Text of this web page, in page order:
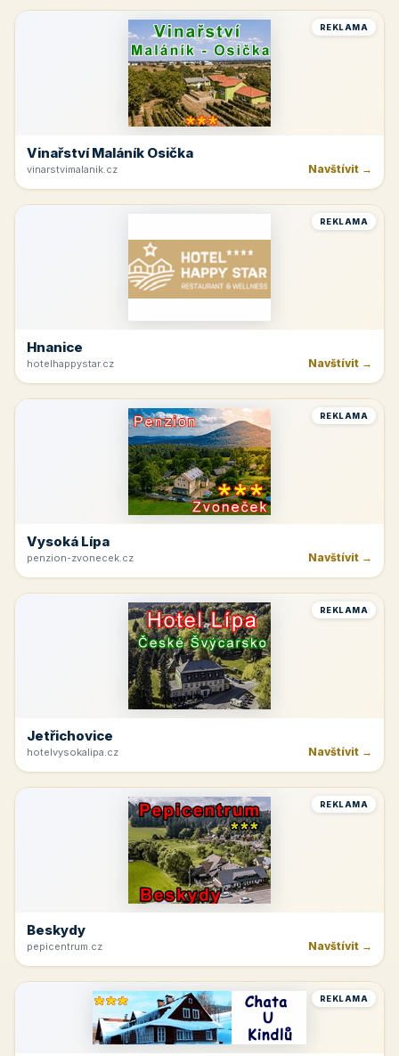
REKLAMA
Vinařství Maláník Osička
vinarstvimalanik.cz Navštívit →
REKLAMA
Hnanice
hotelhappystar.cz Navštívit →
REKLAMA
Vysoká Lípa
penzion-zvonecek.cz Navštívit →
REKLAMA
Jetřichovice
hotelvysokalipa.cz Navštívit →
REKLAMA
Beskydy
pepicentrum.cz Navštívit →
REKLAMA